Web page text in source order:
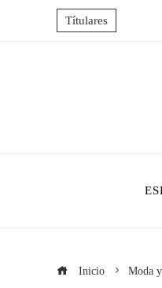
Títulares
Inicio Moda